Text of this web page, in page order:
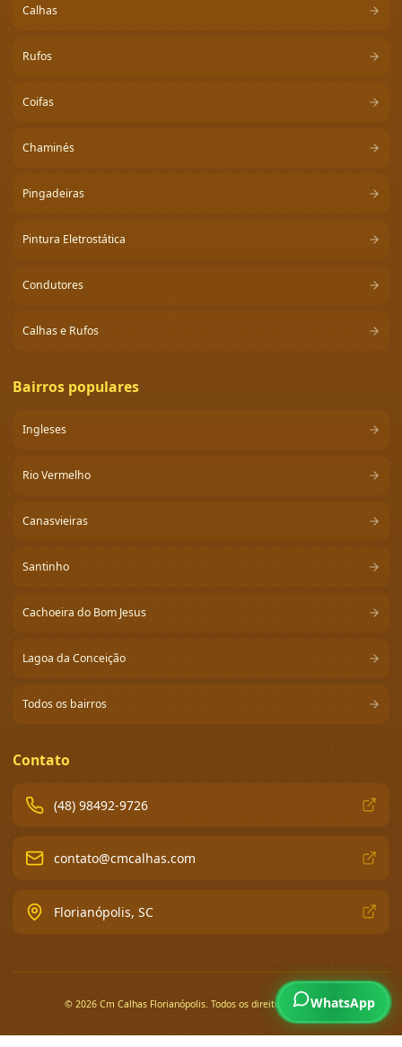
WhatsApp
Calhas
Rufos
Coifas
Chaminés
Pingadeiras
Pintura Eletrostática
Condutores
Calhas e Rufos
Bairros populares
Ingleses
Rio Vermelho
Canasvieiras
Santinho
Cachoeira do Bom Jesus
Lagoa da Conceição
Todos os bairros
Contato
(48) 98492-9726
contato@cmcalhas.com
Florianópolis, SC
© 2026 Cm Calhas Florianópolis. Todos os direitos reservados.